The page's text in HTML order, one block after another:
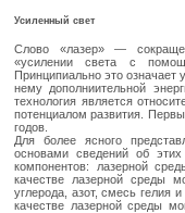
Усиленный свет
Слово «лазер» —
«усилении света с
Принципиально это означает
нему дополниительной
технология является
потенциалом развития.
годов.
Для более ясного
основами сведений об
компонентов: лазерной
качестве лазерной среды
углерода, азот, смесь гелия
каче­стве лазерной среды